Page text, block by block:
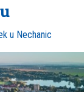
u Nechanic